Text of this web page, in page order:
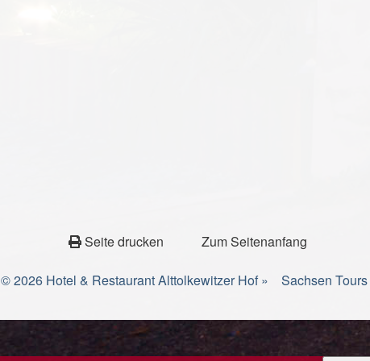
Seite drucken Zum Seitenanfang
© 2026 Hotel & Restaurant Alttolkewitzer Hof » Sachsen